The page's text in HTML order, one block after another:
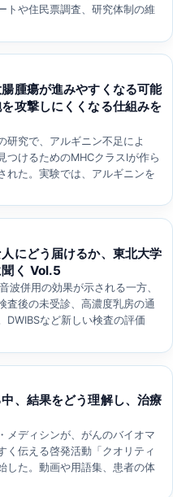
トや住民票調査、研究体制の維
腫瘍が進みやすくなる可能
攻撃しにくくなる仕組みを
研究で、アルギニン不足によ
つけるためのMHCクラスIが作ら
れた。実験では、アルギニンを
にどう届けるか、東北大学
く Vol.5
波併用の効果が示される一方、
査後の未受診、高濃度乳房の通
DWIBSなど新しい検査の評価
、結果をどう理解し、治療
メディシンが、がんのバイオマ
く伝える啓発活動「クオリティ
した。動画や用語集、患者の体